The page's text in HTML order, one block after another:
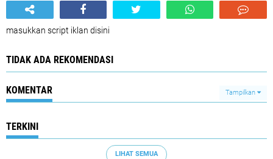
masukkan script iklan disini
TIDAK ADA REKOMENDASI
KOMENTAR Tampilkan
TERKINI
LIHAT SEMUA